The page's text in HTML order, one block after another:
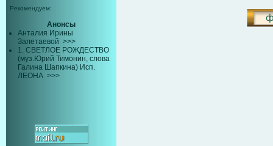
Рекомендуем:
Анонсы
Анталия Ирины
Залетаевой >>>
1. СВЕТЛОЕ РОЖДЕСТВО
(муз.Юрий Тимонин, слова
Галина Шапкина) Исп.
ЛЕОНА >>>